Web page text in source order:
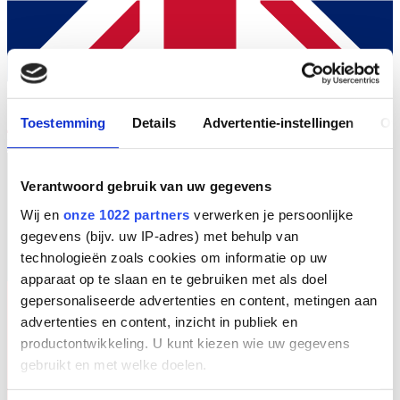
Toestemming Details Advertentie-instellingen
Verantwoord gebruik van uw gegevens
Wij en onze 1022 partners verwerken je persoonlijke
gegevens (bijv. uw IP-adres) met behulp van
technologieën zoals cookies om informatie op uw
apparaat op te slaan en te gebruiken met als doel
gepersonaliseerde advertenties en content, metingen aan
advertenties en content, inzicht in publiek en
productontwikkeling. U kunt kiezen wie uw gegevens
gebruikt en met welke doelen.
EN